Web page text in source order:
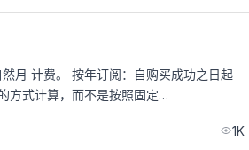
月 计费。 按年订阅：自购买成功之日起
方式计算，而不是按照固定…
1K